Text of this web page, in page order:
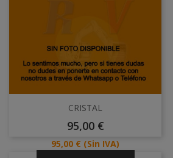
CRISTAL
Precio
95,00 €
Precio
95,00 € (Sin IVA)